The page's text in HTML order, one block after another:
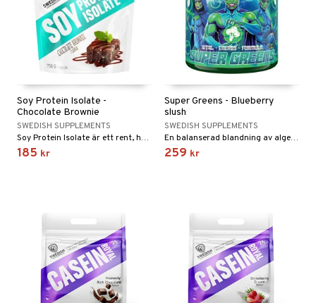
Soy Protein Isolate -
Chocolate Brownie
SWEDISH SUPPLEMENTS
Soy Protein Isolate är ett rent, högkoncentrerat växtbaserat proteintillskott framställt av sojabönor
185 kr
Super Greens - Blueberry
slush
SWEDISH SUPPLEMENTS
En balanserad blandning av alger, grönsaker, frukter, bär och svampar.
259 kr